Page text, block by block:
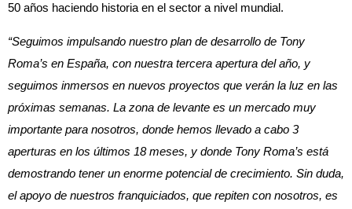
50 años haciendo historia en el sector a nivel mundial.
“Seguimos impulsando nuestro plan de desarrollo de Tony
Roma’s en España, con nuestra tercera apertura del año, y
seguimos inmersos en nuevos proyectos que verán la luz en las
próximas semanas. La zona de levante es un mercado muy
importante para nosotros, donde hemos llevado a cabo 3
aperturas en los últimos 18 meses, y donde Tony Roma’s está
demostrando tener un enorme potencial de crecimiento. Sin duda,
el apoyo de nuestros franquiciados, que repiten con nosotros, es